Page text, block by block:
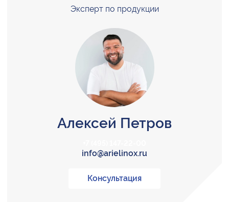
Эксперт по продукции
Алексей Петров
info@arielinox.ru
Консультация